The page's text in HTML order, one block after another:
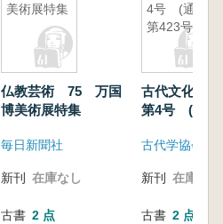
美術展特集
仏教芸術 75 万国
博美術展特集
毎日新聞社
新刊 在庫なし
古書 2 点
4号 (通巻
第423号)
古代文化
第4号 (通巻
古代学協会
新刊 在庫なし
古書 2 点